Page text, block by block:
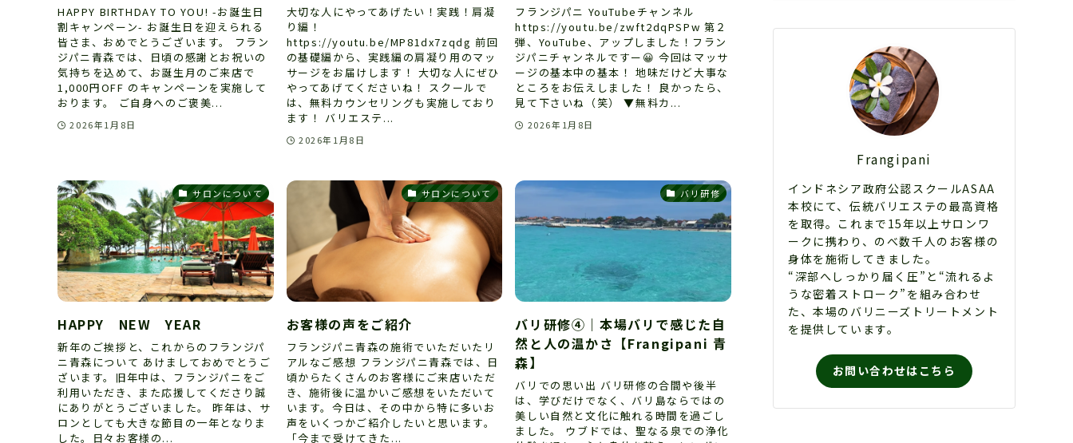
HAPPY BIRTHDAY TO YOU! -お誕生日
割キャンペーン- お誕生日を迎えられる
皆さま、おめでとうございます。 フラン
ジパニ青森では、日頃の感謝とお祝いの
気持ちを込めて、お誕生月のご来店で
1,000円OFF のキャンペーンを実施して
おります。 ご自身へのご褒美...
2026年1月8日
大切な人にやってあげたい！実践！肩凝
り編！
https://youtu.be/MP81dx7zqdg 前回
の基礎編から、実践編の肩凝り用のマッ
サージをお届けします！ 大切な人にぜひ
やってあげてくださいね！ スクールで
は、無料カウンセリングも実施しており
ます！ バリエステ...
2026年1月8日
フランジパニ YouTubeチャンネル
https://youtu.be/zwft2dqPSPw 第２
弾、YouTube、アップしました！フラン
ジパニチャンネルですー😀 今回はマッサ
ージの基本中の基本！ 地味だけど大事な
ところをお伝えしました！ 良かったら、
見て下さいね（笑） ▼無料カ...
2026年1月8日
サロンについて
HAPPY NEW YEAR
新年のご挨拶と、これからのフランジパ
ニ青森について あけましておめでとうご
ざいます。旧年中は、フランジパニをご
利用いただき、また応援してくださり誠
にありがとうございました。 昨年は、サ
ロンとしても大きな節目の一年となりま
した。日々お客様の...
サロンについて
お客様の声をご紹介
フランジパニ青森の施術でいただいたリ
アルなご感想 フランジパニ青森では、日
頃からたくさんのお客様にご来店いただ
き、施術後に温かいご感想をいただいて
います。今日は、その中から特に多いお
声をいくつかご紹介したいと思います。
「今まで受けてきた...
バリ研修
バリ研修④｜本場バリで感じた自
然と人の温かさ【Frangipani 青
森】
バリでの思い出 バリ研修の合間や後半
は、学びだけでなく、バリ島ならではの
美しい自然と文化に触れる時間を過ごし
ました。 ウブドでは、聖なる泉での浄化
Frangipani
インドネシア政府公認スクールASAA
本校にて、伝統バリエステの最高資格
を取得。これまで15年以上サロンワ
ークに携わり、のべ数千人のお客様の
身体を施術してきました。
“深部へしっかり届く圧”と“流れるよ
うな密着ストローク”を組み合わせ
た、本場のバリニーズトリートメント
を提供しています。
お問い合わせはこちら